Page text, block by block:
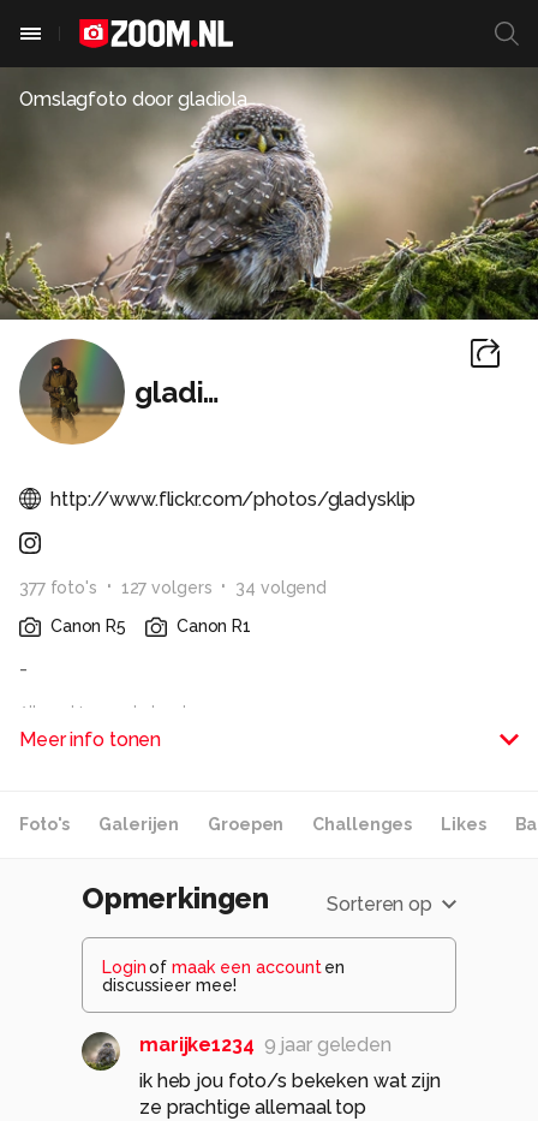
Omslagfoto doorgladiola
gladiola
http://www.flickr.com/photos/gladysklip
377foto's 127 volgers 34 volgend
Canon R5
Canon R1
-
Alle rechten voorbehouden
Meer info tonen
Foto's Galerijen Groepen Challenges Likes
Opmerkingen Sorteren op
Loginof maak een account en
discussieer mee!
marijke1234 9 jaar geleden
ik heb jou foto/s bekeken wat zijn
ze prachtige allemaal top